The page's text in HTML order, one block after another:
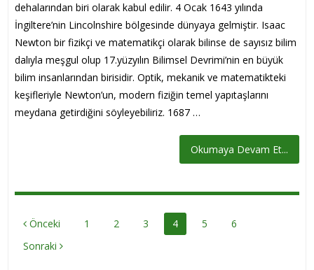
dehalarından biri olarak kabul edilir. 4 Ocak 1643 yılında
İngiltere’nin Lincolnshire bölgesinde dünyaya gelmiştir. Isaac
Newton bir fizikçi ve matematikçi olarak bilinse de sayısız bilim
dalıyla meşgul olup 17.yüzyılın Bilimsel Devrimi’nin en büyük
bilim insanlarından birisidir. Optik, mekanik ve matematikteki
keşifleriyle Newton’un, modern fiziğin temel yapıtaşlarını
meydana getirdiğini söyleyebiliriz. 1687 …
Okumaya Devam Et...
YAZI
DOLAŞIMI
Önceki 1 2 3 4 5
6
Sonraki